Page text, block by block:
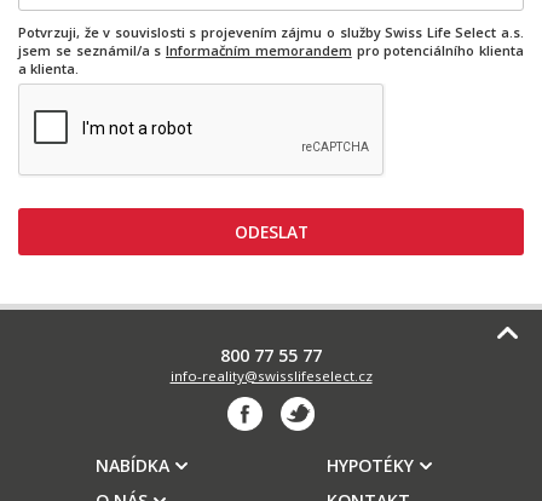
Potvrzuji, že v souvislosti s projevením zájmu o služby Swiss Life Select a.s.
jsem se seznámil/a s Informačním memorandem pro potenciálního klienta
a klienta.
800 77 55 77
info-reality@swisslifeselect.cz
NABÍDKA
HYPOTÉKY